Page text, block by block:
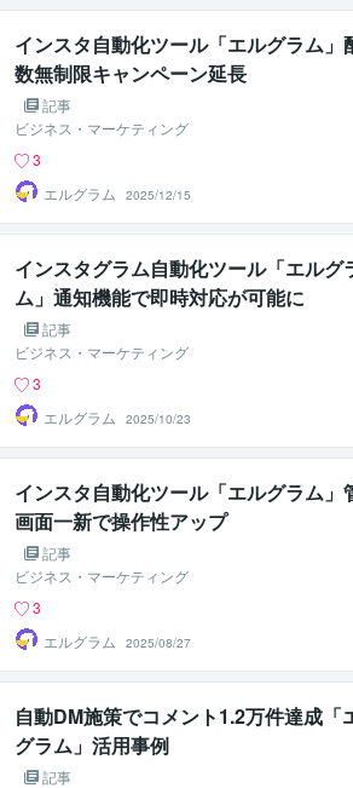
インスタ自動化ツール「エルグラム」
数無制限キャンペーン延長
記事
ビジネス・マーケティング
3
エルグラム
2025/12/15
インスタグラム自動化ツール「エルグ
ム」通知機能で即時対応が可能に
記事
ビジネス・マーケティング
3
エルグラム
2025/10/23
インスタ自動化ツール「エルグラム」
画面一新で操作性アップ
記事
ビジネス・マーケティング
3
エルグラム
2025/08/27
自動DM施策でコメント1.2万件達成「
グラム」活用事例
記事